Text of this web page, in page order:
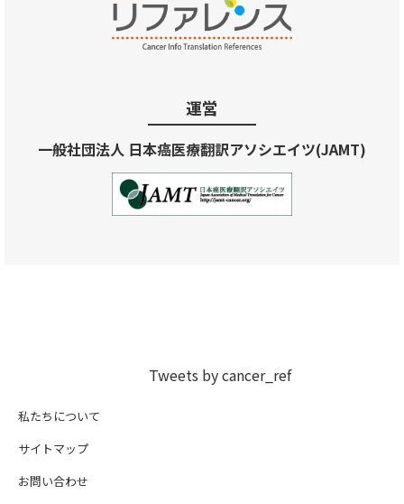
運営
一般社団法人 日本癌医療翻訳アソシエイツ(JAMT)
Tweets by cancer_ref
私たちについて
サイトマップ
お問い合わせ